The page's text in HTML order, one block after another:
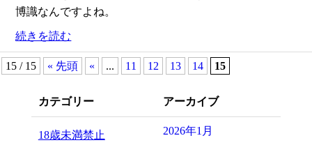
博識なんですよね。
続きを読む
15 / 15 « 先頭 « ... 11 12 13 14 15
カテゴリー
18歳未満禁止
アーカイブ
2026年1月